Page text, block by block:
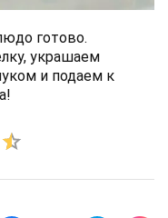
готово.
украшаем
и подаем к